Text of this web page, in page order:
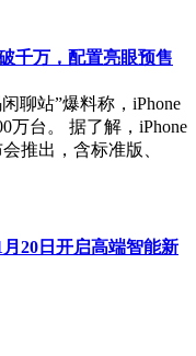
千万，配置亮眼预售
聊站”爆料称，iPhone
万台。 据了解，iPhone
推出，含标准版、
20日开启高端智能新